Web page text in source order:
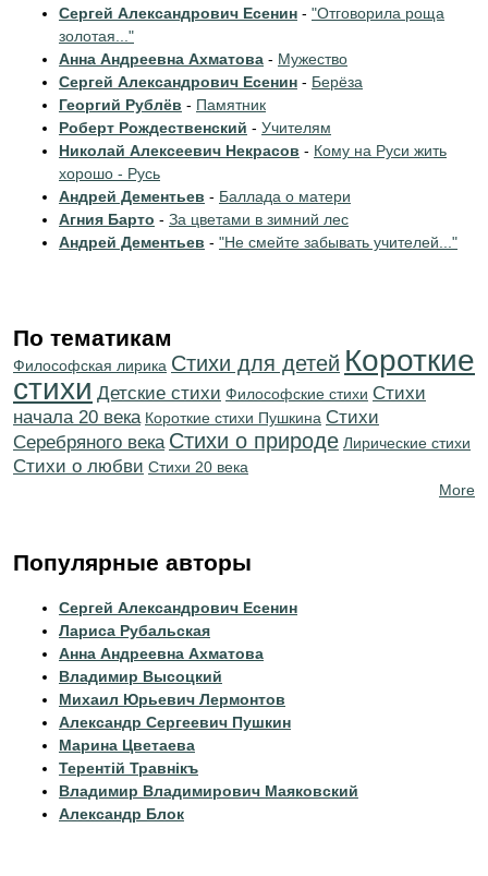
Сергей Александрович Есенин - "Отговорила роща
золотая..."
Анна Андреевна Ахматова - Мужество
Сергей Александрович Есенин - Берёза
Георгий Рублёв - Памятник
Роберт Рождественский - Учителям
Николай Алексеевич Некрасов - Кому на Руси жить
хорошо - Русь
Андрей Дементьев - Баллада о матери
Агния Барто - За цветами в зимний лес
Андрей Дементьев - "Не смейте забывать учителей..."
По тематикам
Философская лирика Стихи для детей Короткие
стихи Детские стихи Философские стихи Cтихи
начала 20 века Короткие стихи Пушкина Cтихи
Серебряного века Стихи о природе Лирические стихи
Стихи о любви Стихи 20 века
More
Популярные авторы
Сергей Александрович Есенин
Лариса Рубальская
Анна Андреевна Ахматова
Владимир Высоцкий
Михаил Юрьевич Лермонтов
Александр Сергеевич Пушкин
Марина Цветаева
Терентiй Травнiкъ
Владимир Владимирович Маяковский
Александр Блок